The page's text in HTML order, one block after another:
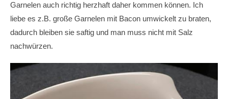
Garnelen auch richtig herzhaft daher kommen können. Ich
liebe es z.B. große Garnelen mit Bacon umwickelt zu braten,
dadurch bleiben sie saftig und man muss nicht mit Salz
nachwürzen.